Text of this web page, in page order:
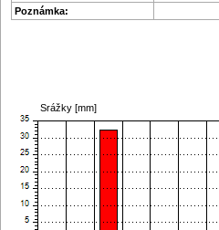
Poznámka:
Srážky [mm]